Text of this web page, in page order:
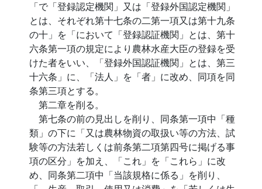
「で「登録認定機関」又は「登録外国認定機関」
とは、それぞれ第十七条の二第一項又は第十九条
の十」を「において「登録認証機関」とは、第十
六条第一項の規定により農林水産大臣の登録を受
けた者をいい、「登録外国認証機関」とは、第三
十六条」に、「法人」を「者」に改め、同項を同
条第三項とする。
第二章を削る。
第七条の前の見出しを削り、同条第一項中「種
類」の下に「又は農林物資の取扱い等の方法、試
験等の方法若しくは前条第二項第四号に掲げる事
項の区分」を加え、「これ」を「これら」に改
め、同条第二項中「当該規格に係る」を削り、